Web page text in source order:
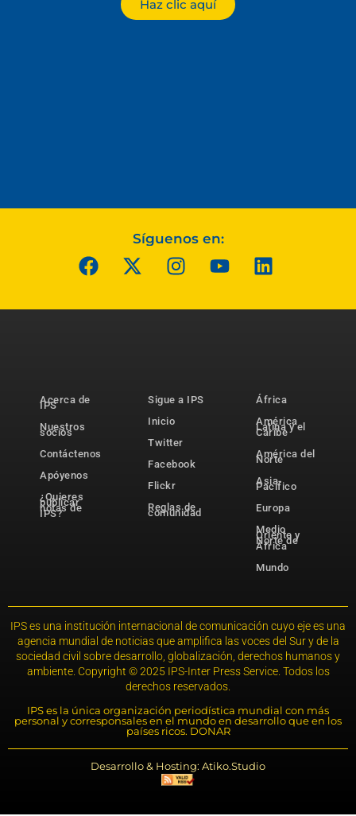
Haz clic aquí
Síguenos en:
Acerca de
IPS
Nuestros
socios
Contáctenos
Apóyenos
¿Quieres
publicar
notas de
IPS?
Sigue a IPS
Inicio
Twitter
Facebook
Flickr
Reglas de
comunidad
África
América
Latina y el
Caribe
América del
Norte
Asia-
Pacífico
Europa
Medio
Oriente y
Norte de
África
Mundo
IPS es una institución internacional de comunicación cuyo eje es una
agencia mundial de noticias que amplifica las voces del Sur y de la
sociedad civil sobre desarrollo, globalización, derechos humanos y
ambiente. Copyright © 2025 IPS-Inter Press Service. Todos los
derechos reservados.
IPS es la única organización periodística mundial con más
personal y corresponsales en el mundo en desarrollo que en los
países ricos. DONAR
Desarrollo & Hosting: Atiko.Studio